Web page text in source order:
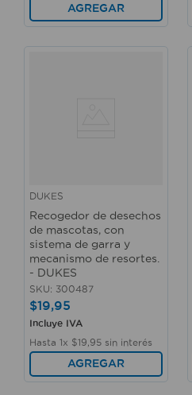
AGREGAR
DUKES
Recogedor de desechos
de mascotas, con
sistema de garra y
mecanismo de resortes.
- DUKES
SKU: 300487
$19,95
Incluye IVA
Hasta 1x $19 95 sin interés
AGREGAR